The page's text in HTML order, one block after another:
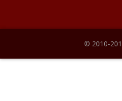
© 2010-